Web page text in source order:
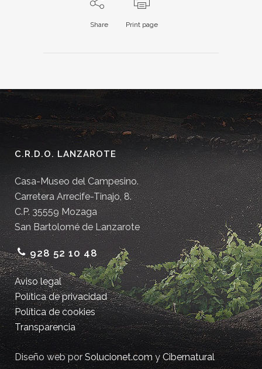
Share Print page
C.R.D.O. LANZAROTE
Casa-Museo del Campesino.
Carretera Arrecife-Tinajo, 8.
C.P. 35559 Mozaga
San Bartolomé de Lanzarote
928 52 10 48
Aviso legal
Política de privacidad
Política de cookies
Transparencia
Diseño web porSolucionet.comyCibernatural